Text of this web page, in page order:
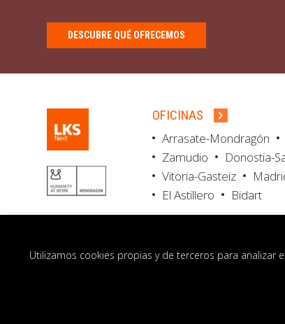
DESCUBRE QUÉ OFRECEMOS
OFICINAS
Arrasate-Mondragón
Zamudio
Donostia-
Vitoria-Gasteiz
El Astillero
Bidart
Utilizamos cookies propias y de terceros para